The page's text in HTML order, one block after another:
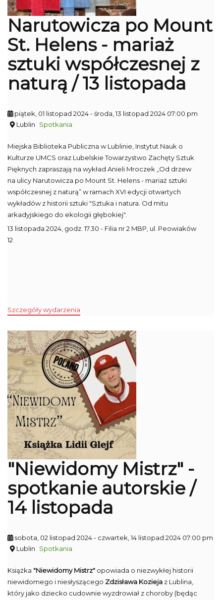
Narutowicza po Mount
St. Helens - mariaż
sztuki współczesnej z
naturą / 13 listopada
piątek, 01 listopad 2024- środa, 13 listopad 2024 07:00 pm
Lublin
Spotkania
Miejska Biblioteka Publiczna w Lublinie, Instytut Nauk o
Kulturze UMCS oraz Lubelskie Towarzystwo Zachęty Sztuk
Pięknych zapraszają na wykład Anieli Mroczek „Od drzew
na ulicy Narutowicza po Mount St. Helens - mariaż sztuki
współczesnej z naturą” w ramach XVI edycji otwartych
wykładów z historii sztuki "Sztuka i natura. Od mitu
arkadyjskiego do ekologii głębokiej".
13 listopada 2024, godz. 17.30 - Filia nr 2 MBP, ul. Peowiaków
12
Szczegóły wydarzenia
"Niewidomy Mistrz" -
spotkanie autorskie /
14 listopada
sobota, 02 listopad 2024- czwartek, 14 listopad 2024 07:00 pm
Lublin
Spotkania
Książka "Niewidomy Mistrz" opowiada o niezwykłej historii
niewidomego i niesłyszącego Zdzisława Kozieja z Lublina,
który jako dziecko cudownie wyzdrowiał z choroby (będąc